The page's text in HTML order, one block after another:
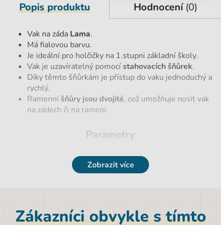
Popis produktu Hodnocení (0)
Vak na záda Lama.
Má fialovou barvu.
Je ideální pro holčičky na 1.stupni základní školy.
Vak je uzavíratelný pomocístahovacích šňůrek.
Díky těmto šňůrkám je přístup do vaku jednoduchý a
rychlý.
Ramenní šňůry jsou dvojité, což umožňuje nosit vak
na zádech či na rameni.
Parametry
Hmotnost netto [kg]
Značka
Paso
Zobrazit více
Zákazníci obvykle s tímto